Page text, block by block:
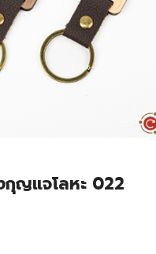
ญแจโลหะ 022